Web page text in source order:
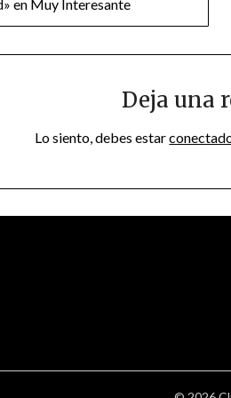
en Muy Interesante
Deja una
Lo siento, debes estar